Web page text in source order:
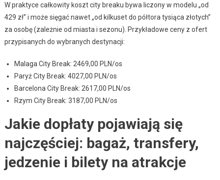
W praktyce całkowity koszt city breaku bywa liczony w modelu „od
429 zł” i może sięgać nawet „od kilkuset do półtora tysiąca złotych”
za osobę (zależnie od miasta i sezonu). Przykładowe ceny z ofert
przypisanych do wybranych destynacji:
Malaga City Break: 2469,00 PLN/os
Paryż City Break: 4027,00 PLN/os
Barcelona City Break: 2617,00 PLN/os
Rzym City Break: 3187,00 PLN/os
Jakie dopłaty pojawiają się
najczęściej: bagaż, transfery,
jedzenie i bilety na atrakcje